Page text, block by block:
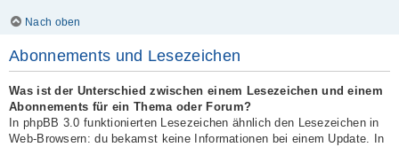
Nach oben
Abonnements und Lesezeichen
Was ist der Unterschied zwischen einem Lesezeichen und einem
Abonnements für ein Thema oder Forum?
In phpBB 3.0 funktionierten Lesezeichen ähnlich den Lesezeichen in
Web-Browsern: du bekamst keine Informationen bei einem Update. In